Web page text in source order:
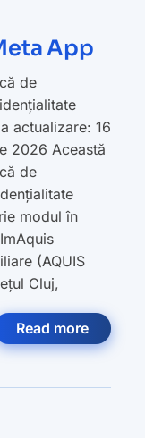
App
de
actualizare: 16
2026 Această
de
modul în
(AQUIS
Cluj,
Read more